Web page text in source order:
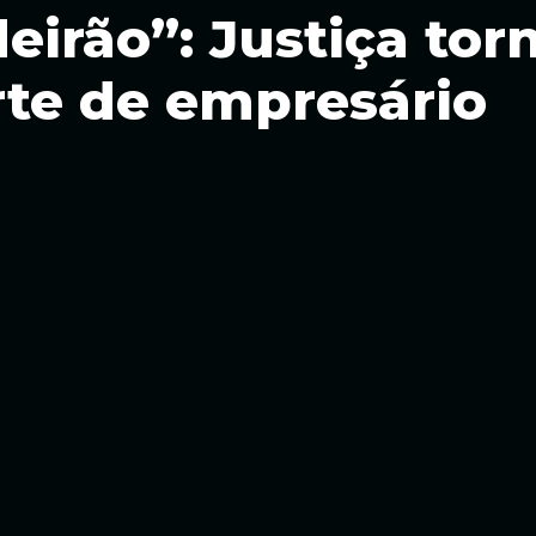
Justiça
de empresário